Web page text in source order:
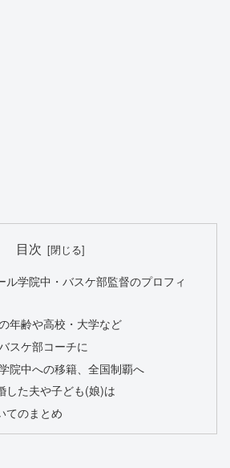
目次
ル学院中・バスケ部監督のプロフィ
年齢や高校・大学など
スケ部コーチに
院中への移籍、全国制覇へ
した夫や子ども(娘)は
てのまとめ